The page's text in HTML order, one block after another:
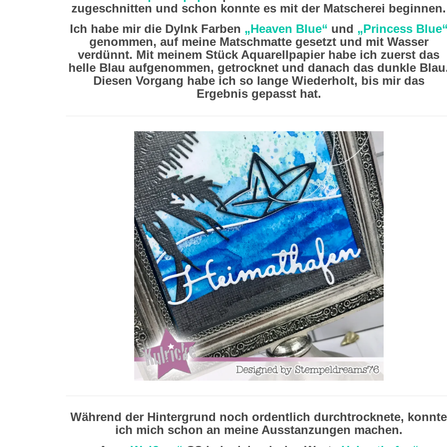
zugeschnitten und schon konnte es mit der Matscherei beginnen.
Ich habe mir die DyInk Farben „Heaven Blue“ und „Princess
genommen, auf meine Matschmatte gesetzt und mit Wasser
verdünnt. Mit meinem Stück Aquarellpapier habe ich zuerst das
helle Blau aufgenommen, getrocknet und danach das dunkle
Diesen Vorgang habe ich so lange Wiederholt, bis mir das
Ergebnis gepasst hat.
Während der Hintergrund noch ordentlich durchtrocknete, konnte
ich mich schon an meine Ausstanzungen machen.